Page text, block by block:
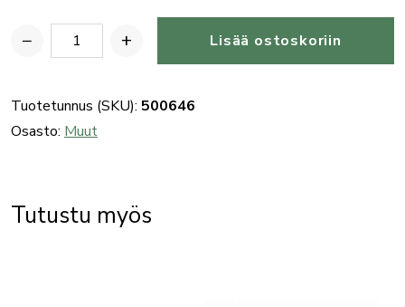
−
Sport
pyyhe
+ Lisää ostoskoriin
Tuotetunnus (SKU): 500646
Osasto: Muut
Tutustu myös